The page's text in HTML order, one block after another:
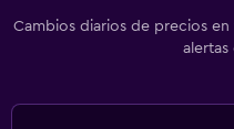
Cambios diarios de precios
alertas